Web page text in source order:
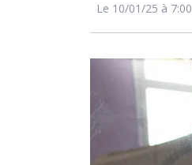
Le 10/01/25 à 7:00